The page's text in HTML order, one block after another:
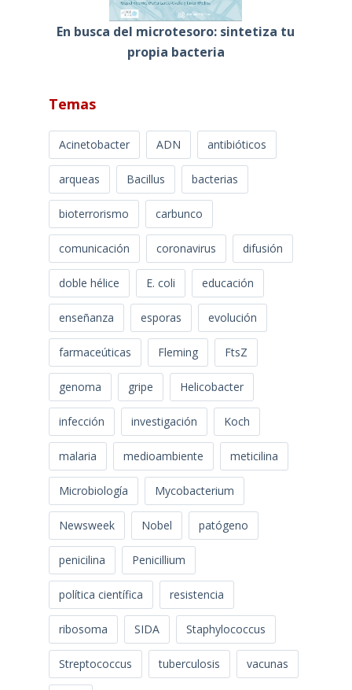
En busca del microtesoro: sintetiza tu
propia bacteria
Temas
Acinetobacter ADN antibióticos
arqueas Bacillus bacterias
bioterrorismo carbunco
comunicación coronavirus difusión
doble hélice E. coli educación
enseñanza esporas evolución
farmaceúticas Fleming FtsZ
genoma gripe Helicobacter
infección investigación Koch
malaria medioambiente meticilina
Microbiología Mycobacterium
Newsweek Nobel patógeno
penicilina Penicillium
política científica resistencia
ribosoma SIDA Staphylococcus
Streptococcus tuberculosis vacunas